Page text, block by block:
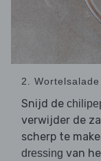
2. Wortelsalade
Snijd de
verwijder de
scherp te
dressing van